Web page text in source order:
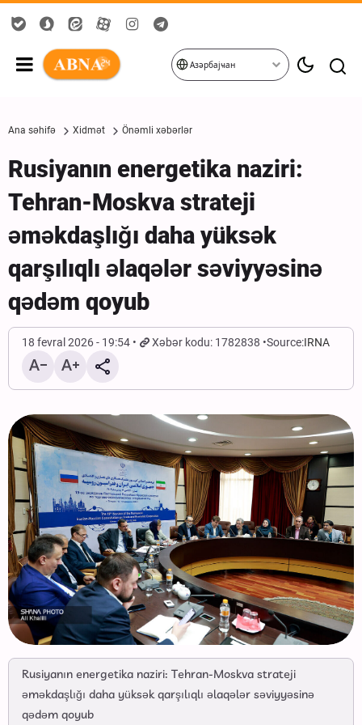
Азәрбајҹан
Ana səhifə Xidmət Önəmli xəbərlər
Rusiyanın energetika naziri:
Tehran-Moskva strateji
əməkdaşlığı daha yüksək
qarşılıqlı əlaqələr səviyyəsinə
qədəm qoyub
18 fevral 2026 - 19:54 Xəbər kodu: 1782838 Source:IRNA
Rusiyanın energetika naziri: Tehran-Moskva strateji
əməkdaşlığı daha yüksək qarşılıqlı əlaqələr səviyyəsinə
qədəm qoyub